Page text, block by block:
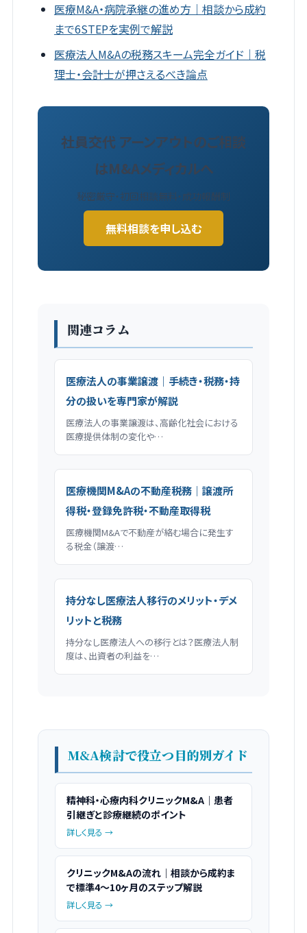
医療M&A・病院承継の進め方｜相談から成約
まで6STEPを実例で解説
医療法人M&Aの税務スキーム完全ガイド｜税
理士・会計士が押さえるべき論点
社員交代 アーンアウトのご相談
はM&Aメディカルへ
秘密厳守・初回相談無料・成功報酬制
無料相談を申し込む
関連コラム
医療法人の事業譲渡｜手続き・税務・持
分の扱いを専門家が解説
医療法人の事業譲渡は、高齢化社会における
医療提供体制の変化や…
医療機関M&Aの不動産税務｜譲渡所
得税・登録免許税・不動産取得税
医療機関M&Aで不動産が絡む場合に発生す
る税金（譲渡…
持分なし医療法人移行のメリット・デメ
リットと税務
持分なし医療法人への移行とは？医療法人制
度は、出資者の利益を…
M&A検討で役立つ目的別ガイド
精神科・心療内科クリニックM&A｜患者
引継ぎと診療継続のポイント
詳しく見る →
クリニックM&Aの流れ｜相談から成約ま
で標準4〜10ヶ月のステップ解説
詳しく見る →